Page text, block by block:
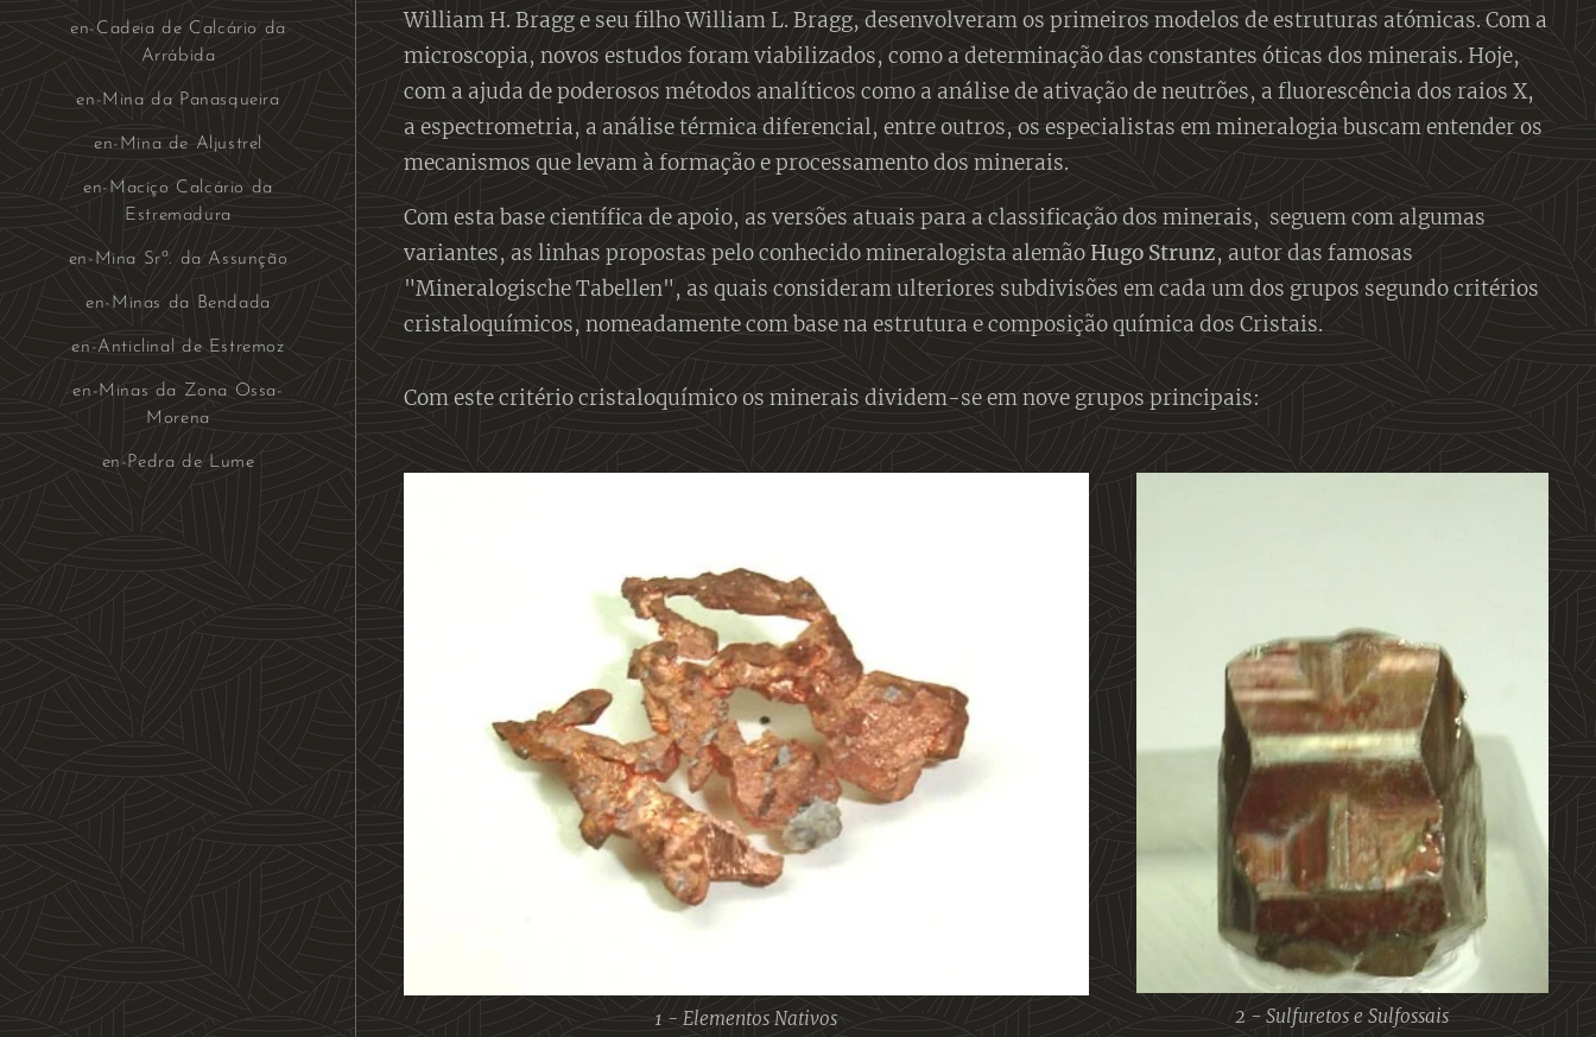
en-Cadeia de Calcário da
Arrábida
en-Mina da Panasqueira
en-Mina de Aljustrel
en-Maciço Calcário da
Estremadura
en-Mina Srª. da Assunção
en-Minas da Bendada
en-Anticlinal de Estremoz
en-Minas da Zona Ossa-
Morena
en-Pedra de Lume
William H. Bragg e seu filho William L. Bragg, desenvolveram os primeiros modelos de estruturas atómicas. Com a
microscopia, novos estudos foram viabilizados, como a determinação das constantes óticas dos minerais. Hoje,
com a ajuda de poderosos métodos analíticos como a análise de ativação de neutrões, a fluorescência dos raios X,
a espectrometria, a análise térmica diferencial, entre outros, os especialistas em mineralogia buscam entender os
mecanismos que levam à formação e processamento dos minerais.
Com esta base científica de apoio, as versões atuais para a classificação dos minerais, seguem com algumas
variantes, as linhas propostas pelo conhecido mineralogista alemão Hugo Strunz, autor das famosas
"Mineralogische Tabellen", as quais consideram ulteriores subdivisões em cada um dos grupos segundo critérios
cristaloquímicos, nomeadamente com base na estrutura e composição química dos Cristais.
Com este critério cristaloquímico os minerais dividem-se em nove grupos principais:
1 - Elementos Nativos 2 - Sulfuretos e Sulfossais